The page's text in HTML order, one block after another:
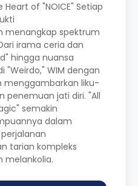
Heart of "NOICE" Setiap
menangkap spektrum
irama ceria dan
hingga nuansa
"Weirdo," WIM dengan
liku-
penemuan jati diri. "All
semakin
dalam
tarian kompleks
melankolia.